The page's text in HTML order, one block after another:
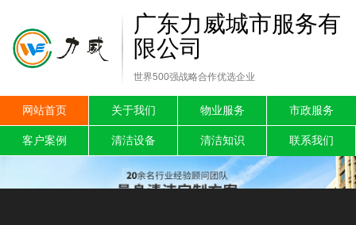
广东力威城市服务有
限公司
世界500强战略合作优选企业
网站首页 关于我们 物业服务 市政服务
客户案例 清洁设备 清洁知识 联系我们